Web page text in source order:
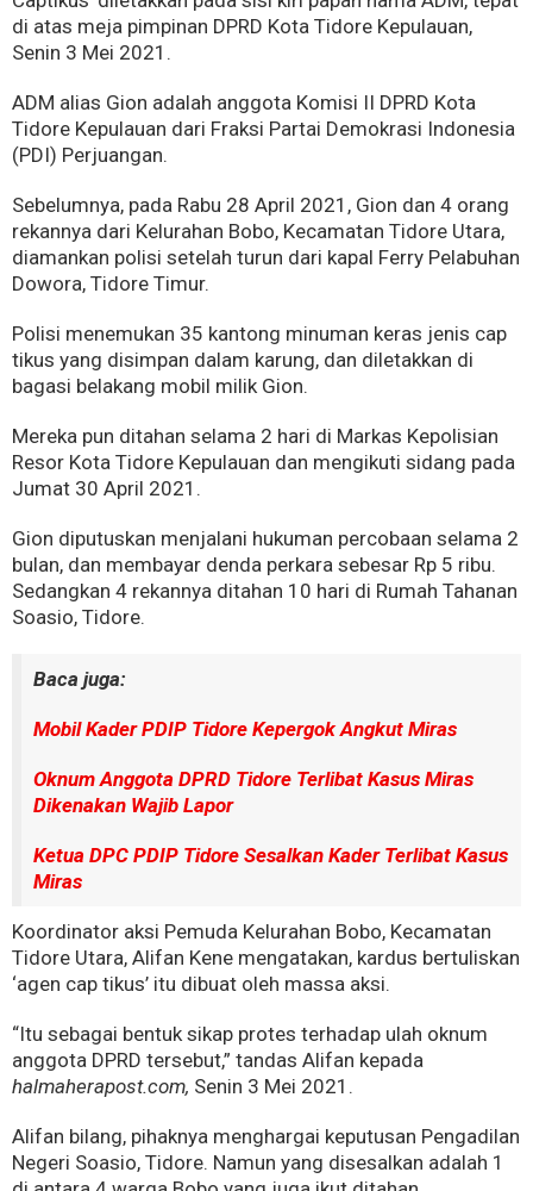
di atas meja pimpinan DPRD Kota Tidore Kepulauan,
Senin 3 Mei 2021.
ADM alias Gion adalah anggota Komisi II DPRD Kota
Tidore Kepulauan dari Fraksi Partai Demokrasi Indonesia
(PDI) Perjuangan.
Sebelumnya, pada Rabu 28 April 2021, Gion dan 4 orang
rekannya dari Kelurahan Bobo, Kecamatan Tidore Utara,
diamankan polisi setelah turun dari kapal Ferry Pelabuhan
Dowora, Tidore Timur.
Polisi menemukan 35 kantong minuman keras jenis cap
tikus yang disimpan dalam karung, dan diletakkan di
bagasi belakang mobil milik Gion.
Mereka pun ditahan selama 2 hari di Markas Kepolisian
Resor Kota Tidore Kepulauan dan mengikuti sidang pada
Jumat 30 April 2021.
Gion diputuskan menjalani hukuman percobaan selama 2
bulan, dan membayar denda perkara sebesar Rp 5 ribu.
Sedangkan 4 rekannya ditahan 10 hari di Rumah Tahanan
Soasio, Tidore.
Baca juga:
Mobil Kader PDIP Tidore Kepergok Angkut Miras
Oknum Anggota DPRD Tidore Terlibat Kasus Miras
Dikenakan Wajib Lapor
Ketua DPC PDIP Tidore Sesalkan Kader Terlibat Kasus
Miras
Koordinator aksi Pemuda Kelurahan Bobo, Kecamatan
Tidore Utara, Alifan Kene mengatakan, kardus bertuliskan
‘agen cap tikus’ itu dibuat oleh massa aksi.
“Itu sebagai bentuk sikap protes terhadap ulah oknum
anggota DPRD tersebut,” tandas Alifan kepada
halmaherapost.com, Senin 3 Mei 2021.
Alifan bilang, pihaknya menghargai keputusan Pengadilan
Negeri Soasio, Tidore. Namun yang disesalkan adalah 1